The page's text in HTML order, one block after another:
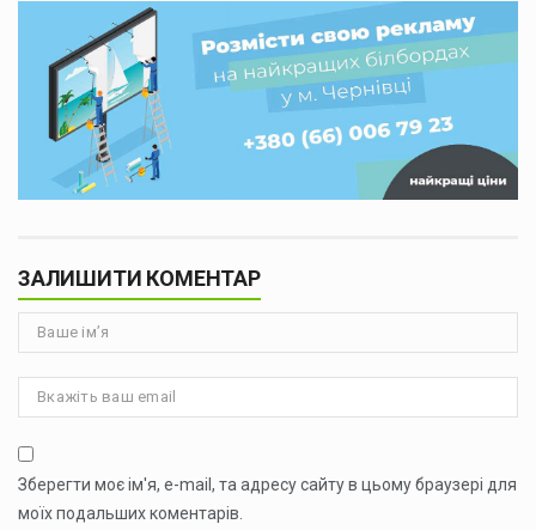
ЗАЛИШИТИ КОМЕНТАР
Зберегти моє ім'я, e-mail, та адресу сайту в цьому браузері для
моїх подальших коментарів.